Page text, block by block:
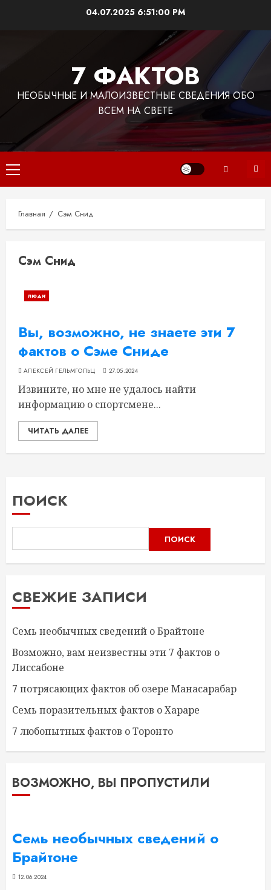
04.07.2025 6:51:00 PM
7 ФАКТОВ
НЕОБЫЧНЫЕ И МАЛОИЗВЕСТНЫЕ СВЕДЕНИЯ ОБО
ВСЕМ НА СВЕТЕ
Основное
меню
Главная Сэм Снид
Сэм Снид
люди
Вы, возможно, не знаете эти 7
фактов о Сэме Сниде
АЛЕКСЕЙ ГЕЛЬМГОЛЬЦ 27.05.2024
Извините, но мне не удалось найти
информацию о спортсмене...
ЧИТАТЬ ДАЛЕЕ
ПОИСК
ПОИСК
СВЕЖИЕ ЗАПИСИ
Семь необычных сведений о Брайтоне
Возможно, вам неизвестны эти 7 фактов о
Лиссабоне
7 потрясающих фактов об озере Манасарабар
Семь поразительных фактов о Хараре
7 любопытных фактов о Торонто
ВОЗМОЖНО, ВЫ ПРОПУСТИЛИ
Семь необычных сведений о
Брайтоне
12.06.2024